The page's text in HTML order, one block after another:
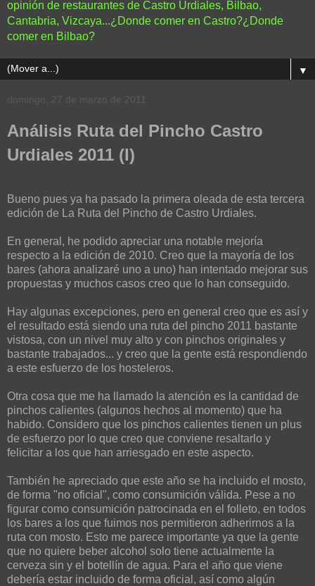
opinión de restaurantes de Castro Urdiales, Bilbao,
Cantabria, Vizcaya...¿Donde comer en Castro?¿Donde
comer en Bilbao?
▼
domingo, 27 de marzo de 2011
Análisis Ruta del Pincho Castro
Urdiales 2011 (I)
Bueno pues ya ha pasado la primera oleada de esta tercera
edición de La Ruta del Pincho de Castro Urdiales.
En general, he podido apreciar una notable mejoría
respecto a la edición de 2010. Creo que la mayoría de los
bares (ahora analizaré uno a uno) han intentado mejorar sus
propuestas y muchos casos creo que lo han conseguido.
Hay algunas excepciones, pero en general creo que es así y
el resultado está siendo una ruta del pincho 2011 bastante
vistosa, con un nivel muy alto y con pinchos originales y
bastante trabajados... y creo que la gente está respondiendo
a este esfuerzo de los hosteleros.
Otra cosa que me ha llamado la atención es la cantidad de
pinchos calientes (algunos hechos al momento) que ha
habido. Considero que los pinchos calientes tienen un plus
de esfuerzo por lo que creo que conviene resaltarlo y
felicitar a los que han arriesgado en este aspecto.
También he apreciado que este año se ha incluido el mosto,
de forma "no oficial", como consumición válida. Pese a no
figurar como consumición patrocinada en el folleto, en todos
los bares a los que fuimos nos permitieron adherirnos a la
ruta con mosto. Esto me parece importante ya que la gente
que no quiere beber alcohol solo tiene actualmente la
cerveza sin y el botellín de agua. Para el año que viene
debería estar incluido de forma oficial, así como algún